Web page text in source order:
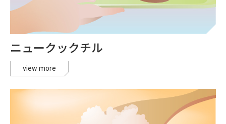
ニュークックチル
view more